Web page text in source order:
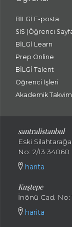
BİLGİ E-posta
SIS (Öğrenci
BİLGİ Learn
Prep Online
BİLGİ Talent
Öğrenci İşleri
Akademik
santralistanbul
Eski
No: 2/13
harita
Kuştepe
İnönü Cad.
harita